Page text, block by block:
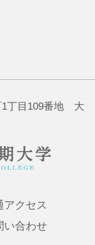
1丁目109番地 大
アクセス
い合わせ